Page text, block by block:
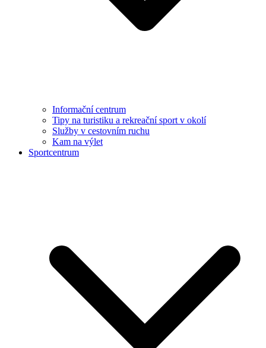
Informační centrum
Tipy na turistiku a rekreační sport v okolí
Služby v cestovním ruchu
Kam na výlet
Sportcentrum